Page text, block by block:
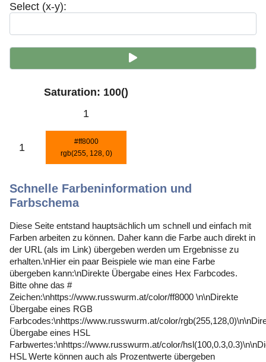
Select (x-y):
Saturation: 100()
1
1
#ff8000
rgb(255, 128, 0)
Schnelle Farbeninformation und
Farbschema
Diese Seite entstand hauptsächlich um schnell und einfach mit
Farben arbeiten zu können. Daher kann die Farbe auch direkt in
der URL (als im Link) übergeben werden um Ergebnisse zu
erhalten.\nHier ein paar Beispiele wie man eine Farbe
übergeben kann:\nDirekte Übergabe eines Hex Farbcodes.
Bitte ohne das #
Zeichen:\nhttps://www.russwurm.at/color/ff8000 \n\nDirekte
Übergabe eines RGB
Farbcodes:\nhttps://www.russwurm.at/color/
Übergabe eines HSL
Farbwertes:\nhttps://www.russwurm.at/color/
HSL Werte können auch als Prozentwerte übergeben